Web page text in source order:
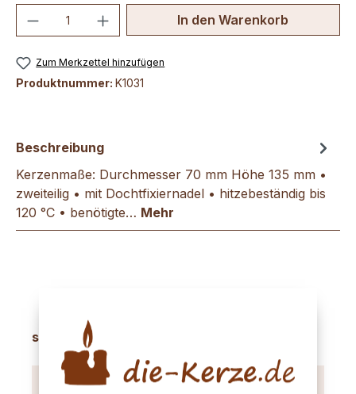
Produkt Anzahl: Gib denIn den Warenkorb
Zum Merkzettel hinzufügen
Produktnummer: K1031
Beschreibung
Kerzenmaße: Durchmesser 70 mm Höhe 135 mm •
zweiteilig • mit Dochtfixiernadel • hitzebeständig bis
120 °C • benötigte… Mehr
Produktgalerie überspringen
sinnvolles Zubehör